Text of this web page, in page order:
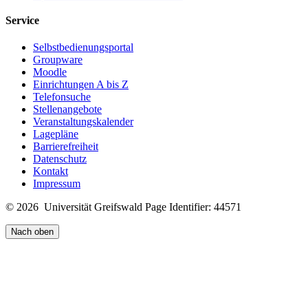
Service
Selbstbedienungsportal
Groupware
Moodle
Einrichtungen A bis Z
Telefonsuche
Stellenangebote
Veranstaltungskalender
Lagepläne
Barrierefreiheit
Datenschutz
Kontakt
Impressum
© 2026 Universität Greifswald Page Identifier: 44571
Nach oben